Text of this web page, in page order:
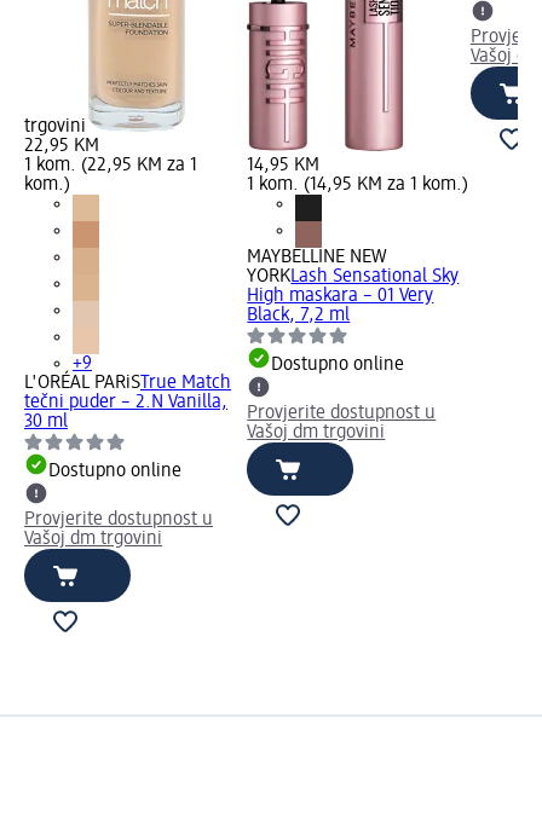
trgovini
22,95 KM
1 kom. (22,95 KM za 1
kom.)
+9
L'ORÉAL PARiS True Match
tečni puder – 2.N Vanilla,
30 ml
Dostupno online
Provjerite dostupnost u
Vašoj dm trgovini
14,95 KM
1 kom. (14,95 KM za 1 kom.)
MAYBELLINE NEW
YORKLash Sensational Sky
High maskara – 01 Very
Black, 7,2 ml
Dostupno online
Provjerite dostupnost u
Vašoj dm trgovini
Vašoj